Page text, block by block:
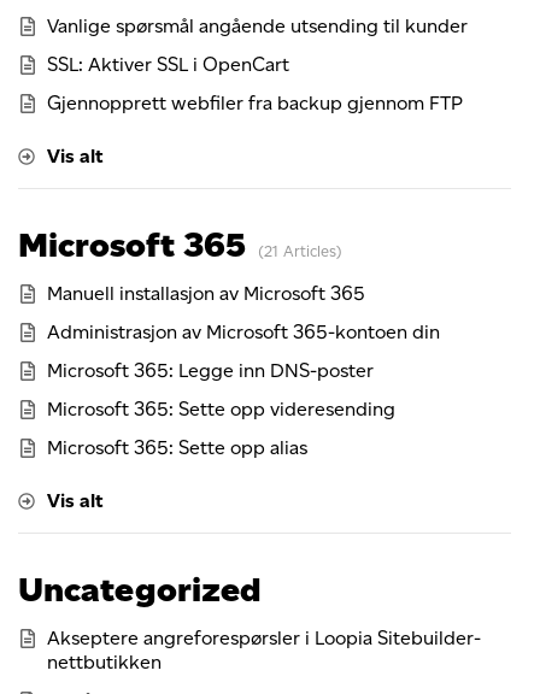
Vanlige spørsmål angående utsending til kunder
SSL: Aktiver SSL i OpenCart
Gjennopprett webfiler fra backup gjennom FTP
Vis alt
Microsoft 365 21 Articles
Manuell installasjon av Microsoft 365
Administrasjon av Microsoft 365-kontoen din
Microsoft 365: Legge inn DNS-poster
Microsoft 365: Sette opp videresending
Microsoft 365: Sette opp alias
Vis alt
Uncategorized
Akseptere angreforespørsler i Loopia Sitebuilder-
nettbutikken